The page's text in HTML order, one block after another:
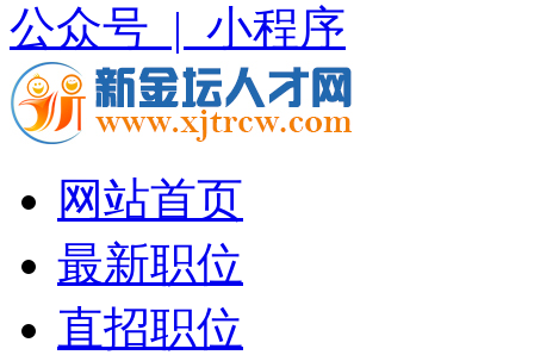
公众号 | 小程序
网站首页
最新职位
直招职位